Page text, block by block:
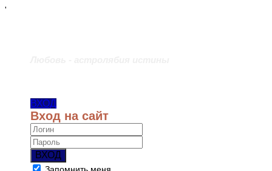
'
ВХОД
Вход на сайт
ВХОД
Запомнить меня